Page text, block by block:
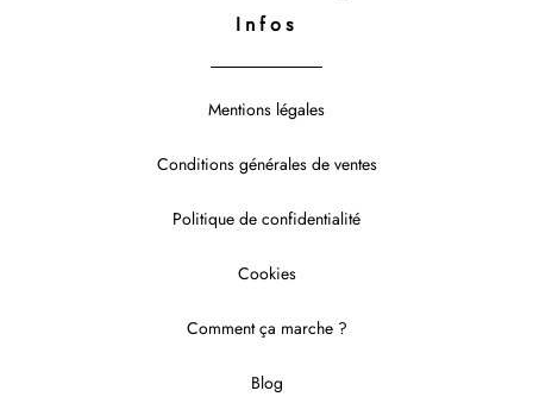
Infos
Mentions légales
Conditions générales de ventes
Politique de confidentialité
Cookies
Comment ça marche ?
Blog